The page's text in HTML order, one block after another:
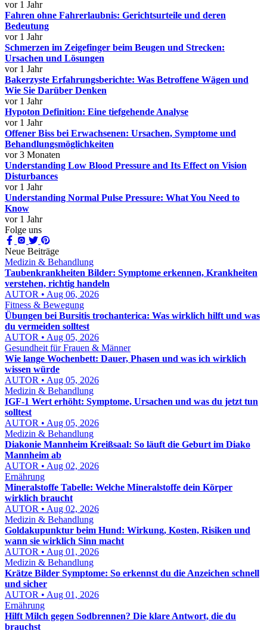
vor 1 Jahr
Fahren ohne Fahrerlaubnis: Gerichtsurteile und deren
Bedeutung
vor 1 Jahr
Schmerzen im Zeigefinger beim Beugen und Strecken:
Ursachen und Lösungen
vor 1 Jahr
Bakerzyste Erfahrungsberichte: Was Betroffene Wägen und
Wie Sie Darüber Denken
vor 1 Jahr
Hypoton Definition: Eine tiefgehende Analyse
vor 1 Jahr
Offener Biss bei Erwachsenen: Ursachen, Symptome und
Behandlungsmöglichkeiten
vor 3 Monaten
Understanding Low Blood Pressure and Its Effect on Vision
Disturbances
vor 1 Jahr
Understanding Normal Pulse Pressure: What You Need to
Know
vor 1 Jahr
Folge uns
Neue Beiträge
Medizin & Behandlung
Taubenkrankheiten Bilder: Symptome erkennen, Krankheiten
verstehen, richtig handeln
AUTOR • Aug 06, 2026
Fitness & Bewegung
Übungen bei Bursitis trochanterica: Was wirklich hilft und was
du vermeiden solltest
AUTOR • Aug 05, 2026
Gesundheit für Frauen & Männer
Wie lange Wochenbett: Dauer, Phasen und was ich wirklich
wissen würde
AUTOR • Aug 05, 2026
Medizin & Behandlung
IGF-1 Wert erhöht: Symptome, Ursachen und was du jetzt tun
solltest
AUTOR • Aug 05, 2026
Medizin & Behandlung
Diakonie Mannheim Kreißsaal: So läuft die Geburt im Diako
Mannheim ab
AUTOR • Aug 02, 2026
Ernährung
Mineralstoffe Tabelle: Welche Mineralstoffe dein Körper
wirklich braucht
AUTOR • Aug 02, 2026
Medizin & Behandlung
Goldakupunktur beim Hund: Wirkung, Kosten, Risiken und
wann sie wirklich Sinn macht
AUTOR • Aug 01, 2026
Medizin & Behandlung
Krätze Bilder Symptome: So erkennst du die Anzeichen schnell
und sicher
AUTOR • Aug 01, 2026
Ernährung
Hilft Milch gegen Sodbrennen? Die klare Antwort, die du
brauchst